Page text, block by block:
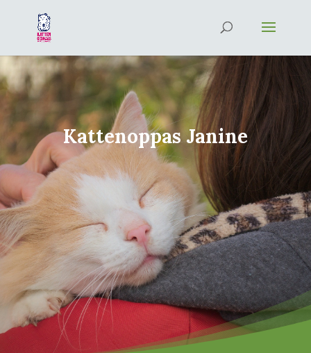
Kattenoppas Janine